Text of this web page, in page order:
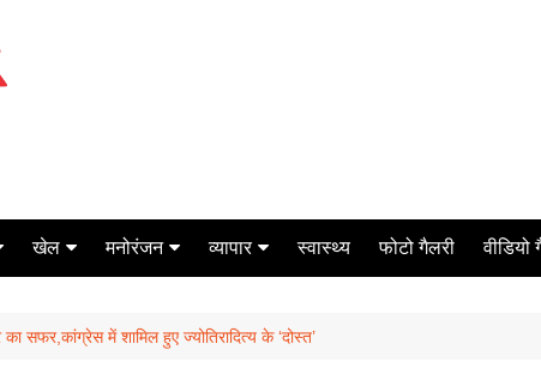
खेल
टेनिस
मनोरंजन
मिर्च मसाला
व्यापार
ऑटो मोबाइल
स्वास्थ्य फोटो गैलरी वीडियो
सफर,कांग्रेस में शामिल हुए ज्योतिरादित्य के ‘दोस्त’